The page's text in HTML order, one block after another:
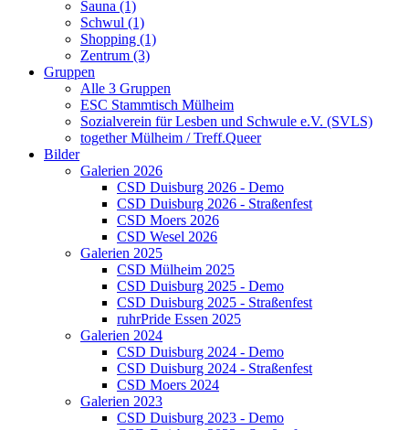
Sauna (1)
Schwul (1)
Shopping (1)
Zentrum (3)
Gruppen
Alle 3 Gruppen
ESC Stammtisch Mülheim
Sozialverein für Lesben und Schwule e.V. (SVLS)
together Mülheim / Treff.Queer
Bilder
Galerien 2026
CSD Duisburg 2026 - Demo
CSD Duisburg 2026 - Straßenfest
CSD Moers 2026
CSD Wesel 2026
Galerien 2025
CSD Mülheim 2025
CSD Duisburg 2025 - Demo
CSD Duisburg 2025 - Straßenfest
ruhrPride Essen 2025
Galerien 2024
CSD Duisburg 2024 - Demo
CSD Duisburg 2024 - Straßenfest
CSD Moers 2024
Galerien 2023
CSD Duisburg 2023 - Demo